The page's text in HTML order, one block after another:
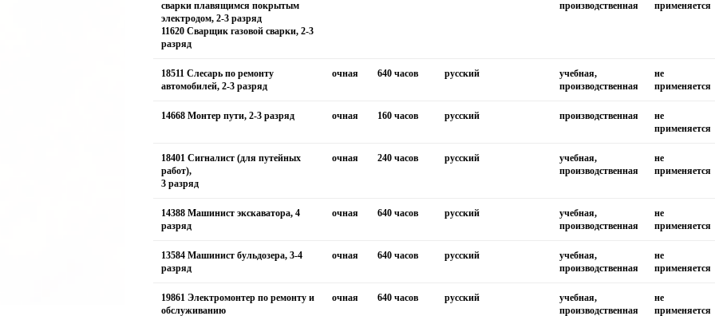
сварки плавящимся покрытым
электродом, 2-3 разряд
11620 Сварщик газовой сварки, 2-3
разряд
производственная
применяется
18511 Слесарь по ремонту
автомобилей, 2-3 разряд
очная 640 часов русский
учебная,
производственная
не
применяется
14668 Монтер пути, 2-3 разряд очная 160 часов русский производственная
не
применяется
18401 Сигналист (для путейных
работ),
3 разряд
очная 240 часов русский
учебная,
производственная
не
применяется
14388 Машинист экскаватора, 4
разряд
очная 640 часов русский
учебная,
производственная
не
применяется
13584 Машинист бульдозера, 3-4
разряд
очная 640 часов русский
учебная,
производственная
не
применяется
19861 Электромонтер по ремонту и
обслуживанию
очная 640 часов русский
учебная,
производственная
не
применяется